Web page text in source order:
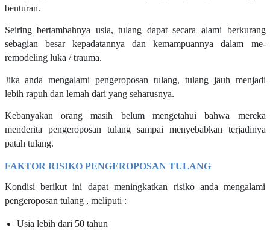
benturan.
Seiring bertambahnya usia, tulang dapat secara alami berkurang
sebagian besar kepadatannya dan kemampuannya dalam me-
remodeling luka / trauma.
Jika anda mengalami pengeroposan tulang, tulang jauh menjadi
lebih rapuh dan lemah dari yang seharusnya.
Kebanyakan orang masih belum mengetahui bahwa mereka
menderita pengeroposan tulang sampai menyebabkan terjadinya
patah tulang.
FAKTOR RISIKO PENGEROPOSAN TULANG
Kondisi berikut ini dapat meningkatkan risiko anda mengalami
pengeroposan tulang , meliputi :
Usia lebih dari 50 tahun